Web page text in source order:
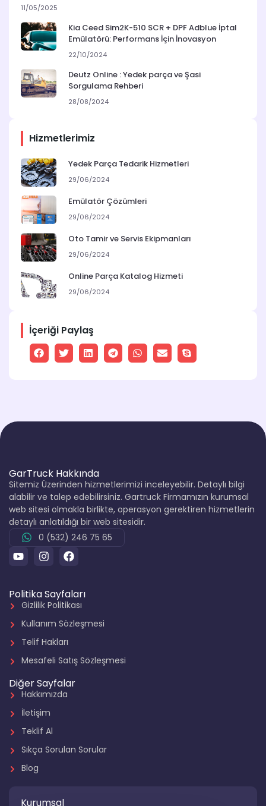
11/05/2025
Kia Ceed Sim2K-510 SCR + DPF Adblue İptal
Emülatörü: Performans İçin İnovasyon
22/10/2024
Deutz Online : Yedek parça ve Şasi
Sorgulama Rehberi
28/08/2024
Hizmetlerimiz
Yedek Parça Tedarik Hizmetleri
29/06/2024
Emülatör Çözümleri
29/06/2024
Oto Tamir ve Servis Ekipmanları
29/06/2024
Online Parça Katalog Hizmeti
29/06/2024
İçeriği Paylaş
GarTruck Hakkında
Sitemiz Üzerinden hizmetlerimizi inceleyebilir. Detaylı bilgi
alabilir ve talep edebilirsiniz. Gartruck Firmamızın kurumsal
web sitesi olmakla birlikte, operasyon gerektiren hizmetlerin
detaylı anlatıldığı bir web sitesidir.
0 (532) 246 75 65
Politika Sayfaları
Gizlilik Politikası
Kullanım Sözleşmesi
Telif Hakları
Mesafeli Satış Sözleşmesi
Diğer Sayfalar
Hakkımızda
İletişim
Teklif Al
Sıkça Sorulan Sorular
Blog
Kurumsal